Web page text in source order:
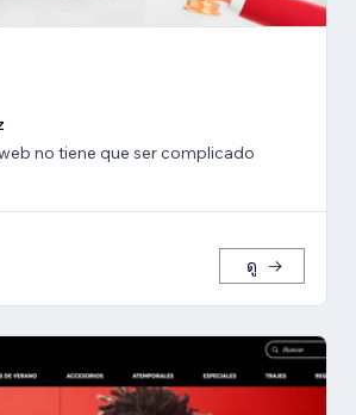
no tiene que ser complicado
ดู